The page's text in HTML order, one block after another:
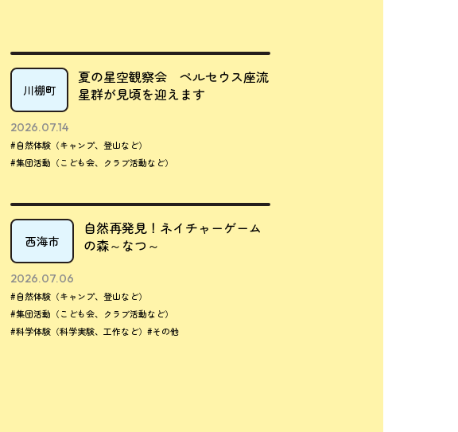
川棚町
夏の星空観察会 ペルセウス座流
星群が見頃を迎えます
2026.07.14
#自然体験（キャンプ、登山など）
#集団活動（こども会、クラブ活動など）
西海市
自然再発見！ネイチャーゲーム
の森～なつ～
2026.07.06
#自然体験（キャンプ、登山など）
#集団活動（こども会、クラブ活動など）
#科学体験（科学実験、工作など）#その他